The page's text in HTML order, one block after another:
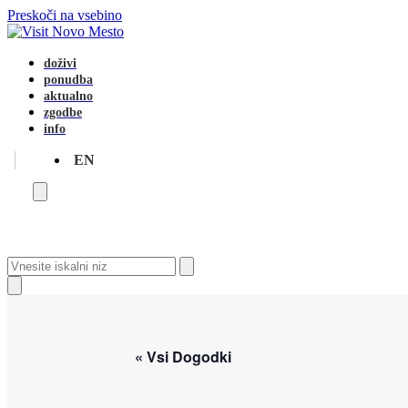
Preskoči na vsebino
doživi
ponudba
aktualno
zgodbe
info
EN
Open
mobile
menu
Close
mobile
menu
Search
Close
« Vsi Dogodki